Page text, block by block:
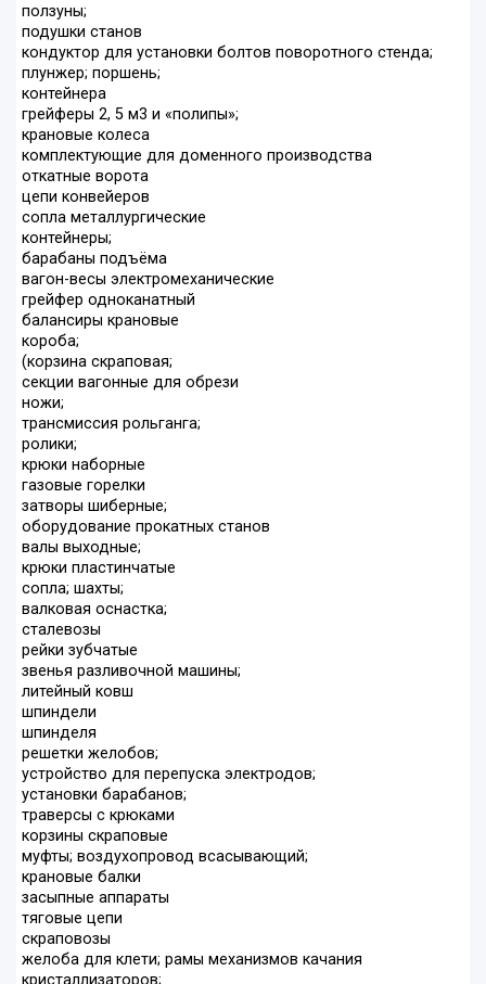
ползуны;
подушки станов
кондуктор для установки болтов поворотного стенда;
плунжер; поршень;
контейнера
грейферы 2, 5 м3 и «полипы»;
крановые колеса
комплектующие для доменного производства
откатные ворота
цепи конвейеров
сопла металлургические
контейнеры;
барабаны подъёма
вагон-весы электромеханические
грейфер одноканатный
балансиры крановые
короба;
(корзина скраповая;
секции вагонные для обрези
ножи;
трансмиссия рольганга;
ролики;
крюки наборные
газовые горелки
затворы шиберные;
оборудование прокатных станов
валы выходные;
крюки пластинчатые
сопла; шахты;
валковая оснастка;
cталевозы
рейки зубчатые
звенья разливочной машины;
литейный ковш
шпиндели
шпинделя
решетки желобов;
устройство для перепуска электродов;
установки барабанов;
траверсы с крюками
корзины скраповые
муфты; воздухопровод всасывающий;
крановые балки
засыпные аппараты
тяговые цепи
скраповозы
желоба для клети; рамы механизмов качания
кристаллизаторов;